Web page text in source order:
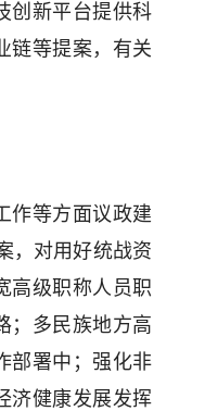
创新平台提供科
链等提案，有关
作等方面议政建
，对用好统战资
高级职称人员职
；多民族地方高
部署中；强化非
济健康发展发挥